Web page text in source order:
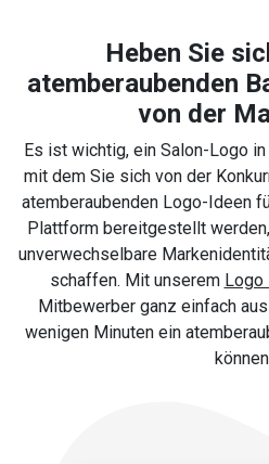
Heben Sie
atemberaubenden
von der
Es ist wichtig, ein Salon-Logo
mit dem Sie sich von der
atemberaubenden Logo-Ideen
Plattform bereitgestellt
unverwechselbare
schaffen. Mit unserem Logo
Mitbewerber ganz einfach
wenigen Minuten ein